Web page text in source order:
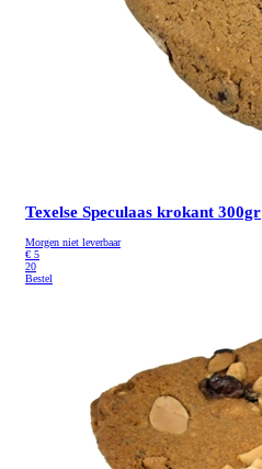
Texelse Speculaas krokant 300gr
Morgen niet leverbaar
€ 5
20
Bestel